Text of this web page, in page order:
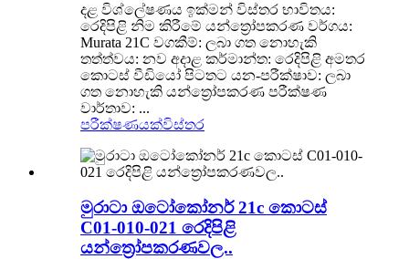
දළ විශ්ලේෂණය ඉක්මන් විස්තර භාවිතය:
රෙදිපිළි නිම කිරීමේ යන්ත්‍රෝපකරණ වර්ගය:
Murata 21C වගකීම්: ලබා ගත නොහැකි
තත්ත්වය: නව අදාළ කර්මාන්ත: රෙදිපිළි අමතර
කොටස් වීඩියෝ පිටතට යන-පරීක්ෂාව: ලබා
ගත නොහැකි යන්ත්‍රෝපකරණ පරීක්ෂණ
වාර්තාව: ...
පරීක්ෂණයක්විස්තර
මුරාටා ඔටෝකෝනර් 21c කොටස්
C01-010-021 රෙදිපිළි
යන්ත්‍රෝපකරණවල..